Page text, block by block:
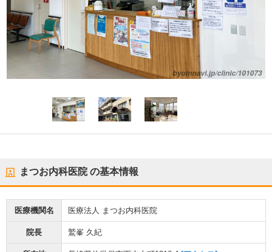
まつお内科医院の基本情報
医療機関名 医療法人 まつお内科医院
院長 鷲峯 久紀